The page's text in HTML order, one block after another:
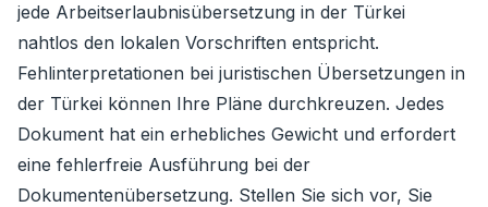
jede Arbeitserlaubnisübersetzung in der Türkei
nahtlos den lokalen Vorschriften entspricht.
Fehlinterpretationen bei juristischen Übersetzungen in
der Türkei können Ihre Pläne durchkreuzen. Jedes
Dokument hat ein erhebliches Gewicht und erfordert
eine fehlerfreie Ausführung bei der
Dokumentenübersetzung. Stellen Sie sich vor, Sie